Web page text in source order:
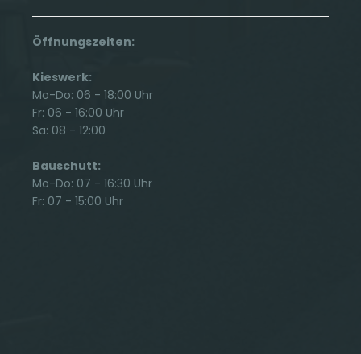
Öffnungszeiten:
Kieswerk:
Mo-Do: 06 - 18:00 Uhr
Fr: 06 - 16:00 Uhr
Sa: 08 - 12:00
Bauschutt:
Mo-Do: 07 - 16:30 Uhr
Fr: 07 - 15:00 Uhr